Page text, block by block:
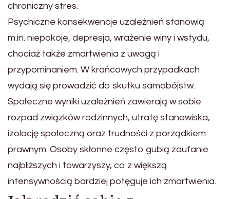
chroniczny stres.
Psychiczne konsekwencje uzależnień stanowią
m.in. niepokoje, depresja, wrażenie winy i wstydu,
chociaż także zmartwienia z uwagą i
przypominaniem. W krańcowych przypadkach
wydają się prowadzić do skutku samobójstw.
Społeczne wyniki uzależnień zawierają w sobie
rozpad związków rodzinnych, utratę stanowiska,
izolację społeczną oraz trudności z porządkiem
prawnym. Osoby skłonne często gubią zaufanie
najbliższych i towarzyszy, co z większą
intensywnością bardziej potęguje ich zmartwienia.